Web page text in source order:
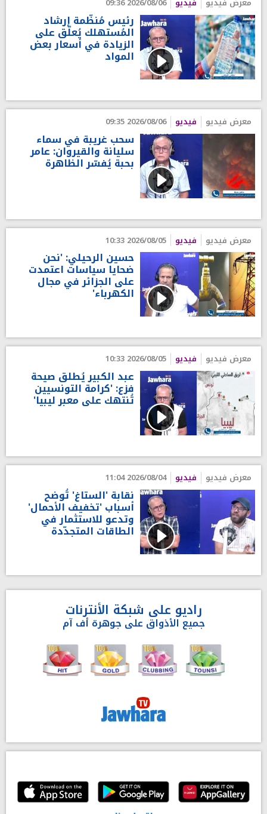
رئيس مُنظّمة إرشاد
المُستهلك يُعلّق على
الزيادة في أسعار بعض
المواد
معرض فيديو فيديو 2026/08/06 09:35
سحب غريبة في سماء
سليانة والقيروان: عامر
بحبة يُفسّر الظاهرة
معرض فيديو فيديو 2026/08/05 10:33
حسين الرحيلي: 'نحن
ضحايا سياسات اعتمدت
على الجزائر في مجال
الكهرباء'
معرض فيديو فيديو 2026/08/05 10:33
عبد الكبير يُطلق صيحة
فزع: 'كرامة التونسيين
تُنتهك على معبر ليبيا'
معرض فيديو فيديو 2026/08/04 11:04
نقابة 'الستاغ' تُوضح
أسباب 'تخفيف الأحمال'
وتدعو للاستثمار في
الطاقات المتجدّدة
راديو على شبكة الأنترنات
جميع الأذواق على جوهرة أف آم